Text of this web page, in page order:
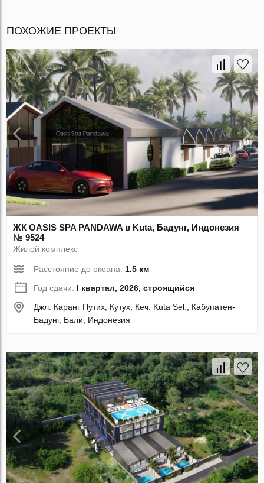
ПОХОЖИЕ ПРОЕКТЫ
ЖК OASIS SPA PANDAWA в Kuta, Бадунг, Индонезия
№ 9524
Жилой комплекс
Расстояние до океана:1.5 км
Год сдачи: I квартал, 2026, строящийся
Джл. Каранг Путих, Кутух, Кеч. Kuta Sel., Кабупатен-
Бадунг, Бали, Индонезия